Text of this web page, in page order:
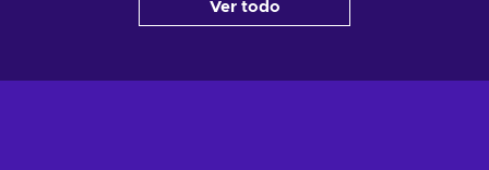
Ver todo